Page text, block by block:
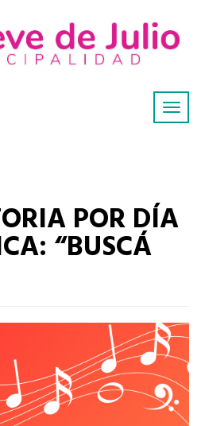
POR DÍA
“BUSCÁ